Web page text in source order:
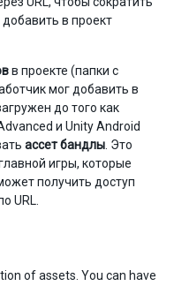
в проект
в проекте (папки с
мог добавить в
до того как
и Unity Android
ассет бандлы . Это
игры, которые
получить доступ
URL.
of assets. You can have